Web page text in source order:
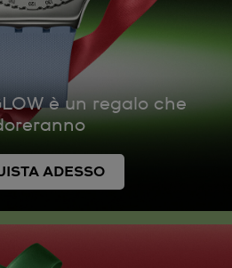
è un regalo che
ADESSO